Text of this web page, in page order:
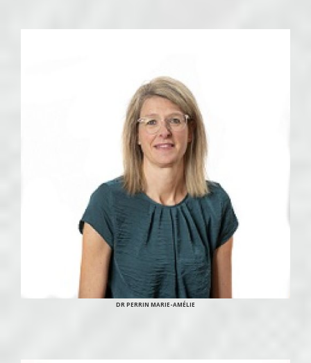
DR PERRIN MARIE-AMÉLIE